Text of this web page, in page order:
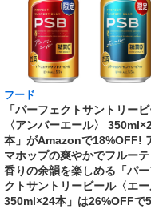
フード
「パーフェクトサントリー
〈アンバーエール〉
本」がAmazonで18%OFF!
マホップの爽やかでフルー
香りの余韻を楽しめる「パ
クトサントリービール〈エー
350ml×24本」は26%OFFで5